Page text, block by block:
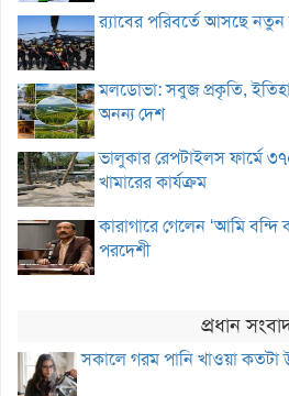
র‌্যাবের পরিবর্তে আসছে
মলডোভা: সবুজ প্রকৃতি,
অনন্য দেশ
ভালুকার রেপটাইলস ফার্মে
খামারের কার্যক্রম
কারাগারে গেলেন ‘আমি বন্দি
পরদেশী
প্রধান
সকালে গরম পানি খাওয়া কতটা